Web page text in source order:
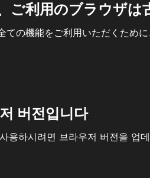
ご利用のブラウザは
の機能をご利用いただくため
버전입니다
용하시려면 브라우저 버전을 업